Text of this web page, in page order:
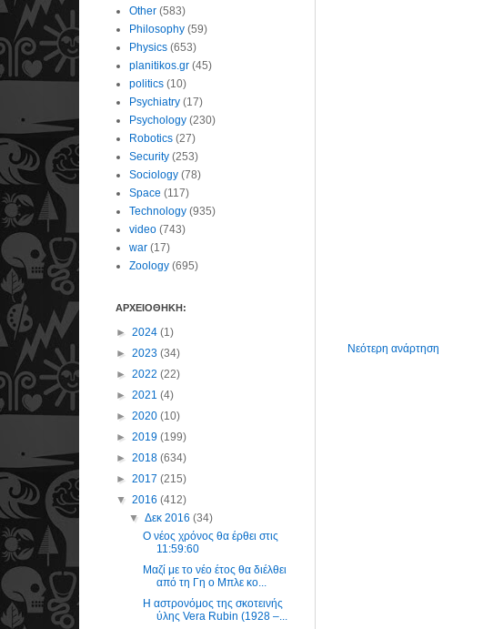
Νεότερη ανάρτηση
Other (583)
Philosophy (59)
Physics (653)
planitikos.gr (45)
politics (10)
Psychiatry (17)
Psychology (230)
Robotics (27)
Security (253)
Sociology (78)
Space (117)
Technology (935)
video (743)
war (17)
Zoology (695)
ΑΡΧΕΙΟΘΗΚΗ:
► 2024 (1)
► 2023 (34)
► 2022 (22)
► 2021 (4)
► 2020 (10)
► 2019 (199)
► 2018 (634)
► 2017 (215)
▼ 2016 (412)
▼Δεκ 2016(34)
Ο νέος χρόνος θα έρθει στις
11:59:60
Μαζί με το νέο έτος θα διέλθει
από τη Γη ο Μπλε κο...
Η αστρονόμος της σκοτεινής
ύλης Vera Rubin (1928 –...